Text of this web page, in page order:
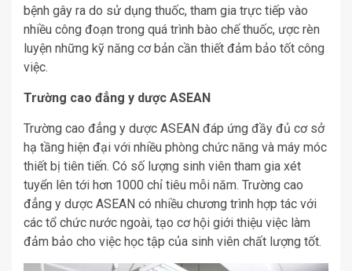
bệnh gây ra do sử dụng thuốc, tham gia trực tiếp vào
nhiều công đoạn trong quá trình bào chế thuốc, ược rèn
luyện những kỹ năng cơ bản cần thiết đảm bảo tốt công
việc.
Trường cao đẳng y dược ASEAN
Trường cao đẳng y dược ASEAN đáp ứng đầy đủ cơ sở
hạ tầng hiện đại với nhiều phòng chức năng và máy móc
thiết bị tiên tiến. Có số lượng sinh viên tham gia xét
tuyển lên tới hơn 1000 chỉ tiêu mỗi năm. Trường cao
đẳng y dược ASEAN có nhiều chương trình hợp tác với
các tổ chức nước ngoài, tạo cơ hội giới thiệu việc làm
đảm bảo cho việc học tập của sinh viên chất lượng tốt.